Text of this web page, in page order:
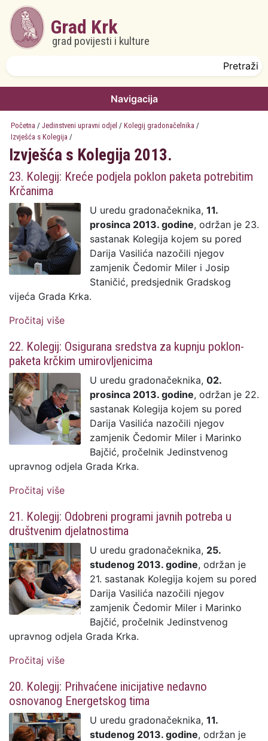
Skoči na glavni sadržaj
Grad Krk
grad povijesti i kulture
Navigacija
Početna / Jedinstveni upravni odjel / Kolegij gradonačelnika /
Izvješća s Kolegija /
Izvješća s Kolegija 2013.
23. Kolegij: Kreće podjela poklon paketa potrebitim
Krčanima
U uredu gradonačeknika, 11.
prosinca 2013. godine, održan je 23.
sastanak Kolegija kojem su pored
Darija Vasilića nazočili njegov
zamjenik Čedomir Miler i Josip
Staničić, predsjednik Gradskog
vijeća Grada Krka.
Pročitaj više
22. Kolegij: Osigurana sredstva za kupnju poklon-
paketa krčkim umirovljenicima
U uredu gradonačeknika, 02.
prosinca 2013. godine, održan je 22.
sastanak Kolegija kojem su pored
Darija Vasilića nazočili njegov
zamjenik Čedomir Miler i Marinko
Bajčić, pročelnik Jedinstvenog
upravnog odjela Grada Krka.
Pročitaj više
umirovljenicima
21. Kolegij: Odobreni programi javnih potreba u
društvenim djelatnostima
U uredu gradonačeknika, 25.
studenog 2013. godine, održan je
21. sastanak Kolegija kojem su pored
Darija Vasilića nazočili njegov
zamjenik Čedomir Miler i Marinko
Bajčić, pročelnik Jedinstvenog
upravnog odjela Grada Krka.
Pročitaj više
20. Kolegij: Prihvaćene inicijative nedavno
osnovanog Energetskog tima
U uredu gradonačeknika, 11.
studenog 2013. godine, održan je